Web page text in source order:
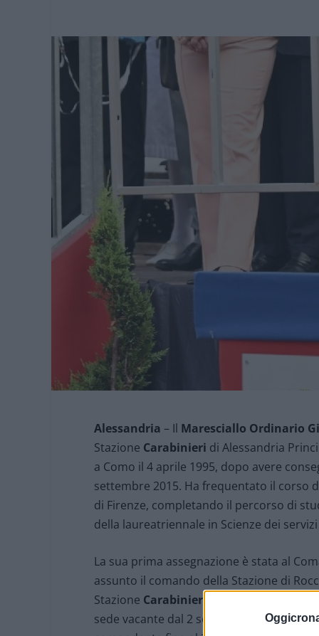
Alessandria – Il Maresciallo Ordinario
Stazione Carabinieri di Alessandria
a Como il 4 aprile 1995, dopo avere
settembre 2015. Ha frequentato il corso
di Firenze, completando il percorso di
della laureatriennale in Scienze dei
La sua prima assegnazione è stata al
assunto il comando della Stazione di
Stazione Carabinieri
sede vacante dal 2 settembre 2024 al